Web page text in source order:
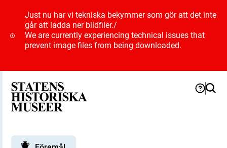
Just nu har vi tekniska bekymmer som gör att det inte
går att ladda ner bildfiler./
We are currently experiencing technical issues that
prevent image files from being downloaded.